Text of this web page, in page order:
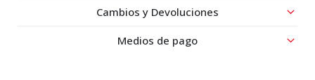
Cambios y Devoluciones
Medios de pago